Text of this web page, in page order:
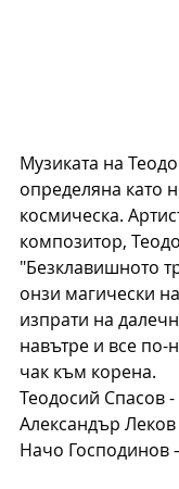
Музиката на
определяна като
космическа.
композитор,
"Безклавишното
онзи магически
изпрати на
навътре и все по-
чак към корена.
Теодосий Спасов -
Александър Леков
Начо Господинов